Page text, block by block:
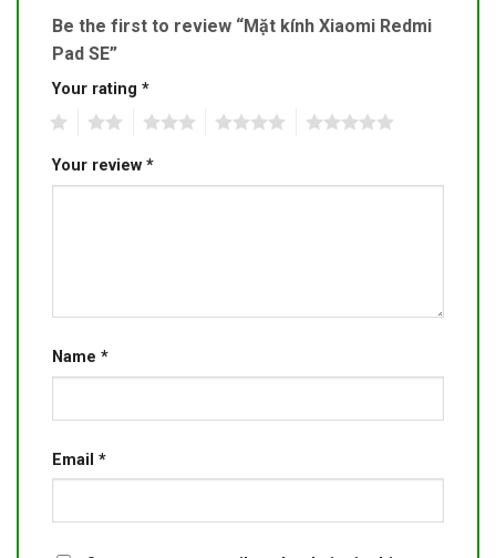
Be the first to review “Mặt kính Xiaomi Redmi
Pad SE”
Your rating *
Your review *
Name *
Email *